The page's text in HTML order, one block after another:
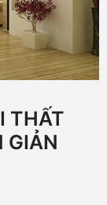
THẤT
GIẢN